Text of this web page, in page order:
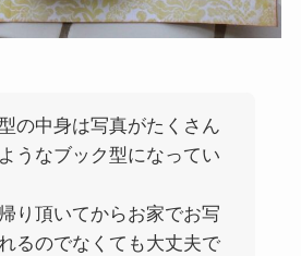
の中身は写真がたくさん
うなブック型になってい
り頂いてからお家でお写
るのでなくても大丈夫で